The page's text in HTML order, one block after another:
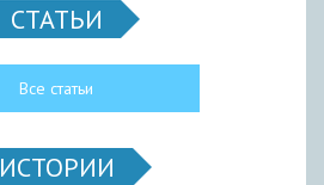
СТАТЬИ
Все статьи
ИСТОРИИ